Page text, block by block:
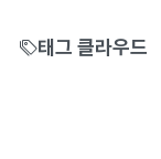
태그 클라우드